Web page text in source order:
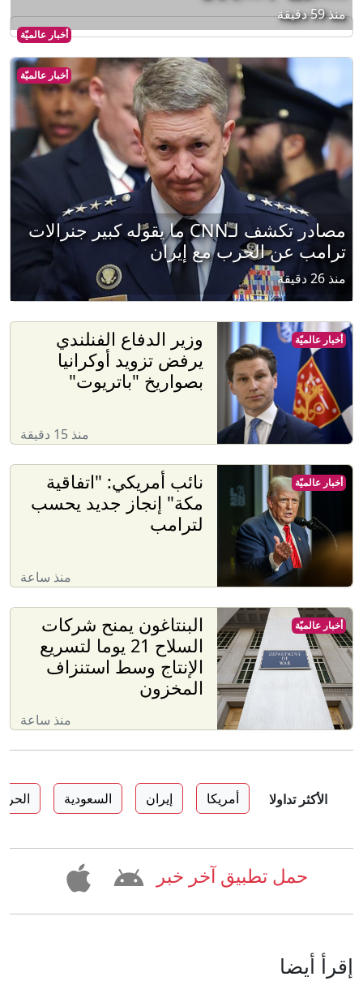
أخبار عالميّة
منذ 59 دقيقة
أخبار عالميّة
مصادر تكشف لـCNN ما يقوله كبير جنرالات
ترامب عن الحرب مع إيران
منذ 26 دقيقة
وزير الدفاع الفنلندي
يرفض تزويد أوكرانيا
بصواريخ "باتريوت"
منذ 15 دقيقة
أخبار عالميّة
نائب أمريكي: "اتفاقية
مكة" إنجاز جديد يحسب
لترامب
منذ ساعة
أخبار عالميّة
البنتاغون يمنح شركات
السلاح 21 يوما لتسريع
الإنتاج وسط استنزاف
المخزون
منذ ساعة
أخبار عالميّة
الأكثر تداولا أمريكا إيران السعودية
حمل تطبيق آخر خبر
إقرأ أيضا